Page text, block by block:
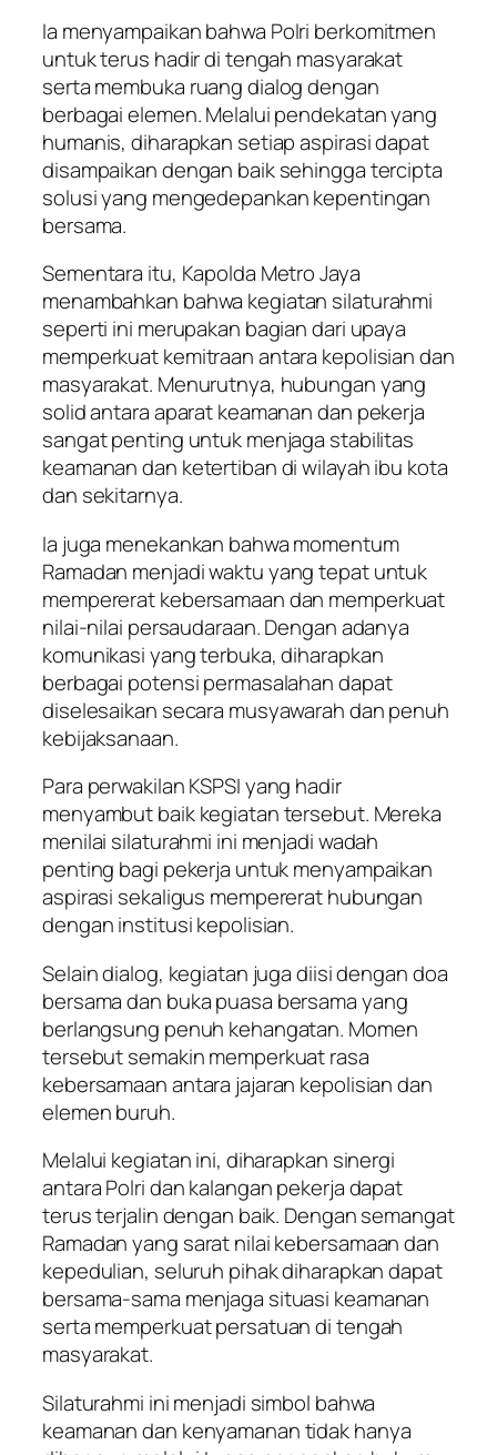
Ia menyampaikan bahwa Polri berkomitmen
untuk terus hadir di tengah masyarakat
serta membuka ruang dialog dengan
berbagai elemen. Melalui pendekatan yang
humanis, diharapkan setiap aspirasi dapat
disampaikan dengan baik sehingga tercipta
solusi yang mengedepankan kepentingan
bersama.
Sementara itu, Kapolda Metro Jaya
menambahkan bahwa kegiatan silaturahmi
seperti ini merupakan bagian dari upaya
memperkuat kemitraan antara kepolisian dan
masyarakat. Menurutnya, hubungan yang
solid antara aparat keamanan dan pekerja
sangat penting untuk menjaga stabilitas
keamanan dan ketertiban di wilayah ibu kota
dan sekitarnya.
Ia juga menekankan bahwa momentum
Ramadan menjadi waktu yang tepat untuk
mempererat kebersamaan dan memperkuat
nilai-nilai persaudaraan. Dengan adanya
komunikasi yang terbuka, diharapkan
berbagai potensi permasalahan dapat
diselesaikan secara musyawarah dan penuh
kebijaksanaan.
Para perwakilan KSPSI yang hadir
menyambut baik kegiatan tersebut. Mereka
menilai silaturahmi ini menjadi wadah
penting bagi pekerja untuk menyampaikan
aspirasi sekaligus mempererat hubungan
dengan institusi kepolisian.
Selain dialog, kegiatan juga diisi dengan doa
bersama dan buka puasa bersama yang
berlangsung penuh kehangatan. Momen
tersebut semakin memperkuat rasa
kebersamaan antara jajaran kepolisian dan
elemen buruh.
Melalui kegiatan ini, diharapkan sinergi
antara Polri dan kalangan pekerja dapat
terus terjalin dengan baik. Dengan semangat
Ramadan yang sarat nilai kebersamaan dan
kepedulian, seluruh pihak diharapkan dapat
bersama-sama menjaga situasi keamanan
serta memperkuat persatuan di tengah
masyarakat.
Silaturahmi ini menjadi simbol bahwa
keamanan dan kenyamanan tidak hanya